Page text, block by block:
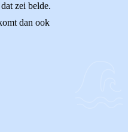
zei belde.
dan ook